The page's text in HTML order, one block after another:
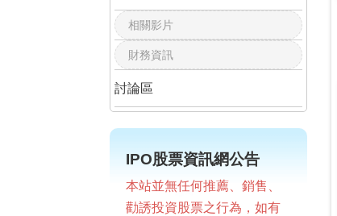
相關影片
財務資訊
討論區
IPO股票資訊網公告
本站並無任何推薦、銷售、
勸誘投資股票之行為，如有